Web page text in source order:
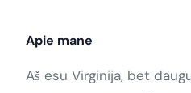
Apie mane
Aš esu Virginija, bet